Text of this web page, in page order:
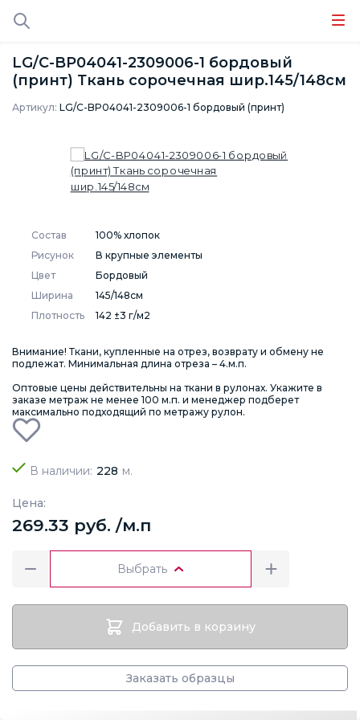
LG/C-BP04041-2309006-1 бордовый
(принт) Ткань сорочечная шир.145/148см
Артикул: LG/C-BP04041-2309006-1 бордовый (принт)
Состав
100% хлопок
Рисунок
В крупные элементы
Цвет
Бордовый
Ширина
145/148см
Плотность
142 ±3 г/м2
Внимание! Ткани, купленные на отрез, возврату и обмену не
подлежат. Минимальная длина отреза – 4.м.п.
Оптовые цены действительны на ткани в рулонах. Укажите в
заказе метраж не менее 100 м.п. и менеджер подберет
максимально подходящий по метражу рулон.
В наличии: 228 м.
Цена:
269.33 руб. /м.п
Выбрать
Добавить в корзину
Заказать образцы